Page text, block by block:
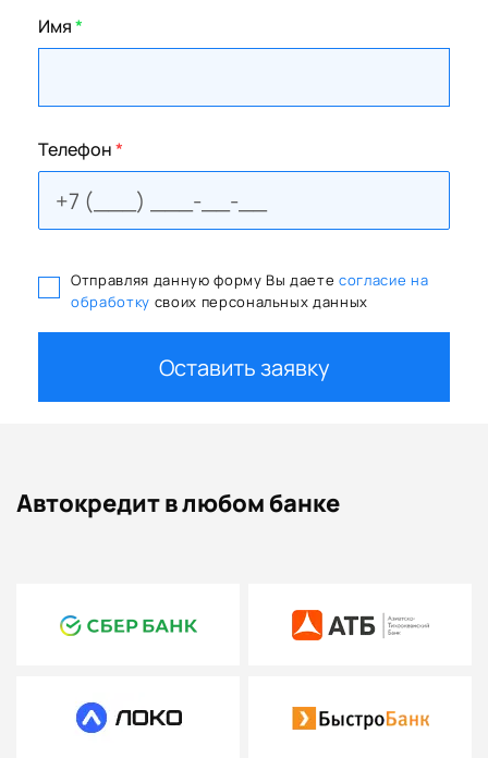
Имя*
Телефон*
Отправляя данную форму Вы даете согласие на
обработку своих персональных данных
Оставить заявку
Автокредит в любом банке